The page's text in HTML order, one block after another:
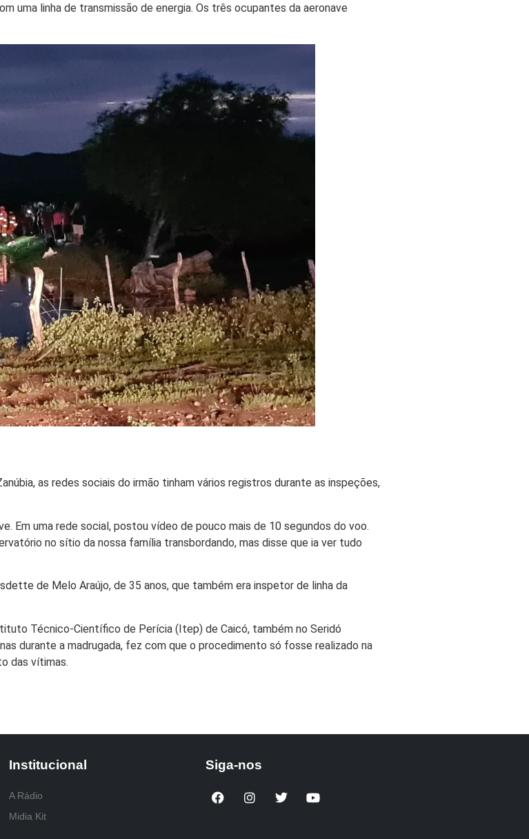
uma linha de transmissão de energia. Os três ocupantes da aeronave
as redes sociais do irmão tinham vários registros durante as inspeções,
Em uma rede social, postou vídeo de pouco mais de 10 segundos do voo.
no sítio da nossa família transbordando, mas disse que ia ver tudo
de Melo Araújo, de 35 anos, que também era inspetor de linha da
Técnico-Científico de Perícia (Itep) de Caicó, também no Seridó
durante a madrugada, fez com que o procedimento só fosse realizado na
das vítimas.
Institucional
A Rádio
Midia Kit
Siga-nos